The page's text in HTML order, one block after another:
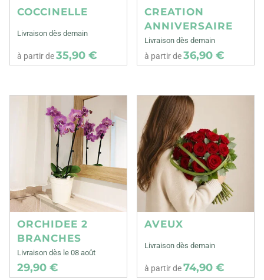
COCCINELLE
Livraison dès demain
à partir de35,90 €
CREATION
ANNIVERSAIRE
Livraison dès demain
à partir de36,90 €
ORCHIDEE 2
BRANCHES
Livraison dès le 08 août
29,90 €
AVEUX
Livraison dès demain
à partir de74,90 €